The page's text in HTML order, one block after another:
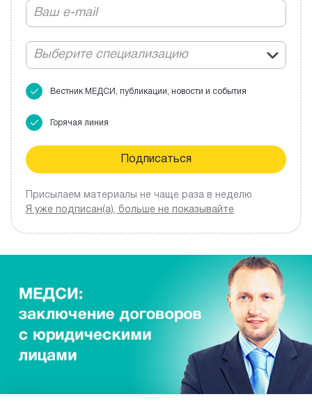
Выберите специализацию
Вестник МЕДСИ, публикации, новости и события
Горячая линия
Присылаем материалы не чаще раза в неделю
Я уже подписан(а), больше не показывайте